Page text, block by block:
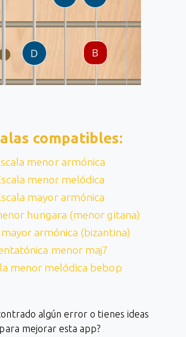
compatibles:
menor armónica
menor melódica
mayor armónica
hungara (menor gitana)
armónica (bizantina)
menor maj7
menor melódica bebop
algún error o tienes ideas
para mejorar esta app?